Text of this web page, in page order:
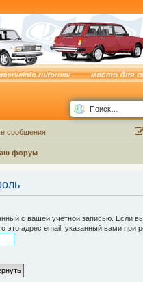
сообщения
форум
с вашей учётной записью. Если
это адрес email, указанный вами при